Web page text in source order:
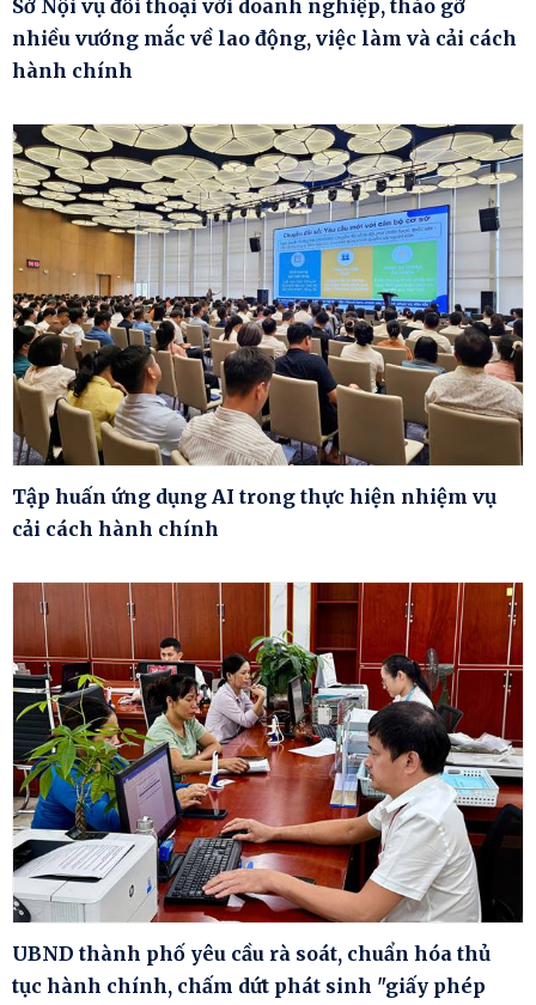
Sở Nội vụ đối thoại với doanh nghiệp, tháo gỡ
nhiều vướng mắc về lao động, việc làm và cải cách
hành chính
Tập huấn ứng dụng AI trong thực hiện nhiệm vụ
cải cách hành chính
UBND thành phố yêu cầu rà soát, chuẩn hóa thủ
tục hành chính, chấm dứt phát sinh "giấy phép